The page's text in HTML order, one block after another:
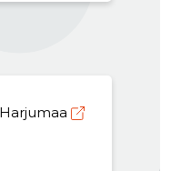
Harjumaa